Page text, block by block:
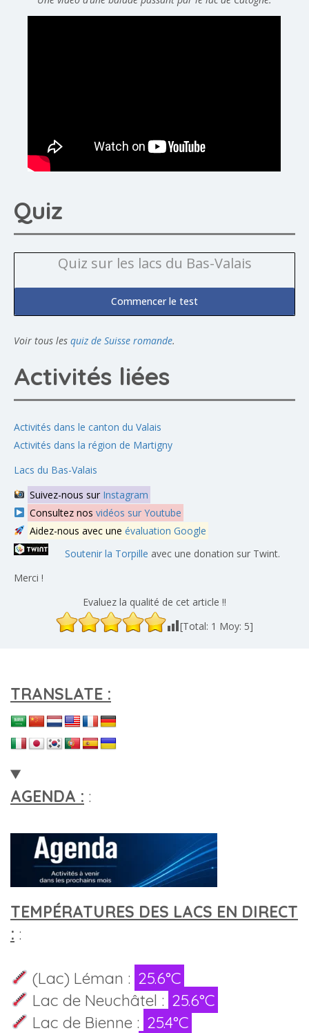
Quiz
Quiz sur les lacs du Bas-Valais
Commencer le test
Voir tous les quiz de Suisse romande.
Activités liées
Activités dans le canton du Valais
Activités dans la région de Martigny
Lacs du Bas-Valais
Suivez-nous sur Instagram
Consultez nos vidéos sur Youtube
Aidez-nous avec une évaluation Google
Soutenir la Torpille avec une donation sur Twint.
Merci !
Evaluez la qualité de cet article !!
[Total: 1 Moy: 5]
TRANSLATE :
AGENDA : :
TEMPÉRATURES DES LACS EN DIRECT
: :
(Lac) Léman : 25.6°C
Lac de Neuchâtel : 25.6°C
Lac de Bienne : 25.4°C